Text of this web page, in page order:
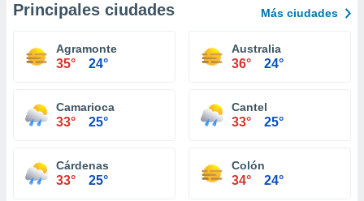
Principales ciudades Más ciudades
Agramonte
35° 24°
Australia
36° 24°
Camarioca
33° 25°
Cantel
33° 25°
Cárdenas
33° 25°
Colón
34° 24°